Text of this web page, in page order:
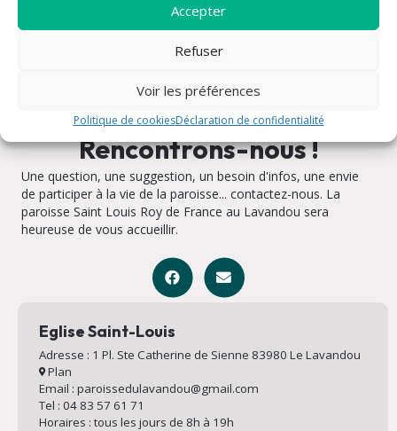
Accepter
Refuser
Voir les préférences
Politique de cookiesDéclaration de confidentialité
Rencontrons-nous !
Une question, une suggestion, un besoin d'infos, une envie
de participer à la vie de la paroisse... contactez-nous. La
paroisse Saint Louis Roy de France au Lavandou sera
heureuse de vous accueillir.
Eglise Saint-Louis
Adresse : 1 Pl. Ste Catherine de Sienne 83980 Le Lavandou
Plan
Email : paroissedulavandou@gmail.com
Tel : 04 83 57 61 71
Horaires : tous les jours de 8h à 19h